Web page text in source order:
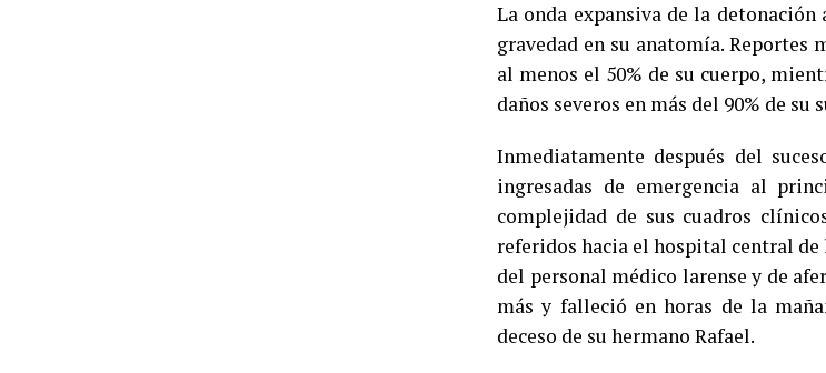
La onda expansiva de la
gravedad en su anatomía. Reportes
al menos el 50% de su cuerpo,
daños severos en más del 90% de su
Inmediatamente después del
ingresadas de emergencia al
complejidad de sus cuadros
referidos hacia el hospital central de
del personal médico larense y de
más y falleció en horas de la
deceso de su hermano Rafael.